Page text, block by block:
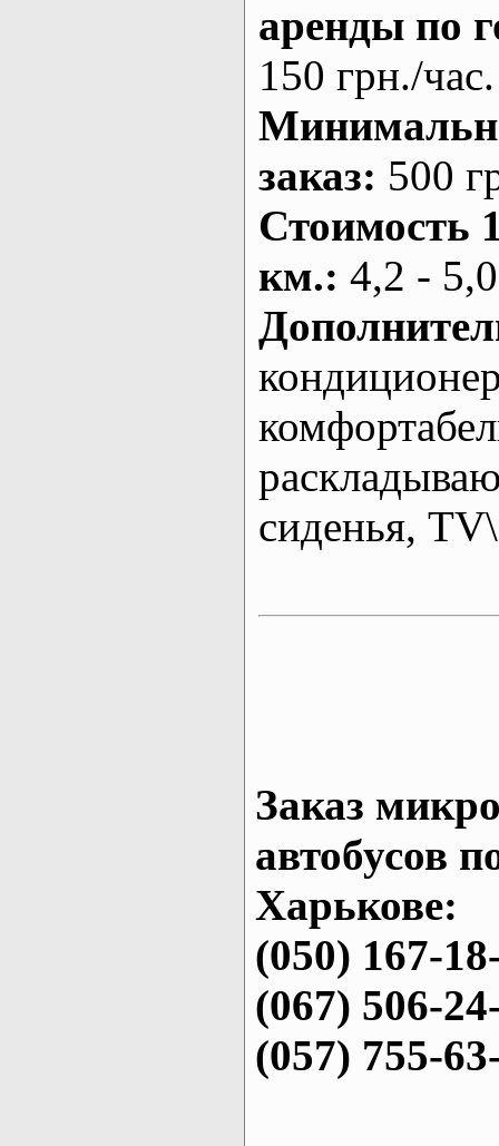
аренды по
150 грн./час.
заказ: 500
Стоимость
км.: 4,2 -
сиденья,
Заказ
автобусов
Харькове:
(050) 167-
(067) 506-
(057) 755-